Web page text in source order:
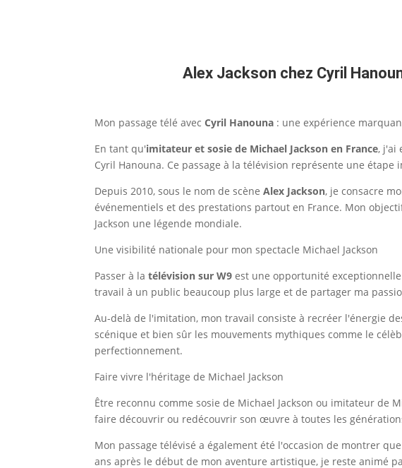
Alex Jackson chez Cyril
Mon passage télé avecCyril Hanouna : une expérience
En tant qu'imitateur et sosie de Michael Jackson en France, j'ai
Cyril Hanouna. Ce passage à la télévision représente une
Depuis 2010, sous le nom de scèneAlex Jackson, je consacre
événementiels et des prestations partout en France. Mon
Jackson une légende mondiale.
Une visibilité nationale pour mon spectacle Michael Jackson
Passer à latélévision sur W9 est une opportunité
travail à un public beaucoup plus large et de partager ma
Au-delà de l'imitation, mon travail consiste à recréer l'énergie
scénique et bien sûr les mouvements mythiques comme le
perfectionnement.
Faire vivre l'héritage de Michael Jackson
Être reconnu comme sosie de Michael Jackson ou imitateur de
faire découvrir ou redécouvrir son œuvre à toutes les
Mon passage télévisé a également été l'occasion de montrer
ans après le début de mon aventure artistique, je reste animé